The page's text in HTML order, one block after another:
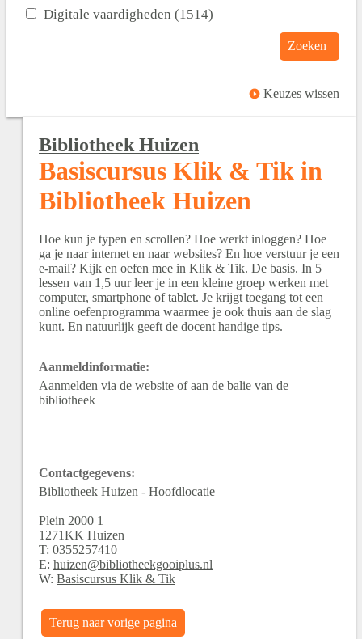
Digitale vaardigheden (1514)
Zoeken
Keuzes wissen
Bibliotheek Huizen
Basiscursus Klik & Tik in
Bibliotheek Huizen
Hoe kun je typen en scrollen? Hoe werkt inloggen? Hoe
ga je naar internet en naar websites? En hoe verstuur je een
e-mail? Kijk en oefen mee in Klik & Tik. De basis. In 5
lessen van 1,5 uur leer je in een kleine groep werken met
computer, smartphone of tablet. Je krijgt toegang tot een
online oefenprogramma waarmee je ook thuis aan de slag
kunt. En natuurlijk geeft de docent handige tips.
Aanmeldinformatie:
Aanmelden via de website of aan de balie van de
bibliotheek
Contactgegevens:
Bibliotheek Huizen - Hoofdlocatie
Plein 2000 1
1271KK Huizen
T: 0355257410
E: huizen@bibliotheekgooiplus.nl
W: Basiscursus Klik & Tik
Terug naar vorige pagina